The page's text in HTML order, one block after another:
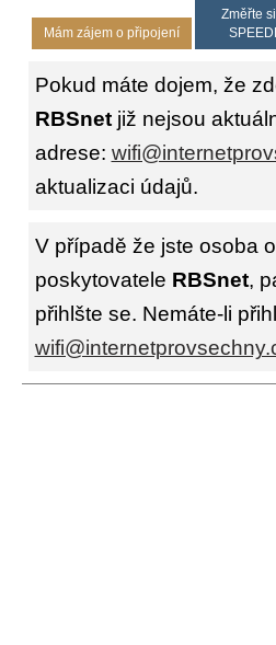
Mám zájem o připojení
Změřte
Pokud máte dojem, že
RBSnetjiž nejsou
adrese:
aktualizaci údajů.
V případě že jste osoba
poskytovatele RBSnet,
přihlšte se. Nemáte-li